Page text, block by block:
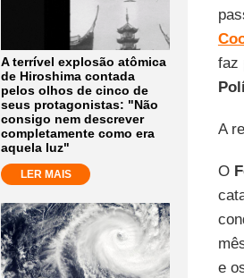
A terrível explosão atômica
de Hiroshima contada
pelos olhos de cinco de
seus protagonistas: "Não
consigo nem descrever
completamente como era
aquela luz"
LER MAIS
faz
A
O
e